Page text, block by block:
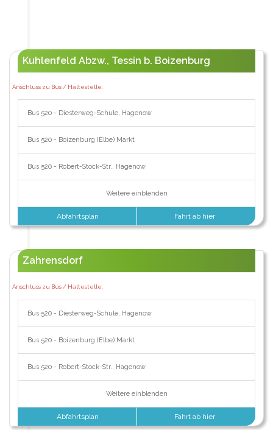
Kuhlenfeld Abzw., Tessin b. Boizenburg
Anschluss zu Bus / Haltestelle:
Bus 520 - Diesterweg-Schule, Hagenow
Bus 520 - Boizenburg (Elbe) Markt
Bus 520 - Robert-Stock-Str., Hagenow
Weitere einblenden
Abfahrtsplan Fahrt ab hier
Zahrensdorf
Anschluss zu Bus / Haltestelle:
Bus 520 - Diesterweg-Schule, Hagenow
Bus 520 - Boizenburg (Elbe) Markt
Bus 520 - Robert-Stock-Str., Hagenow
Weitere einblenden
Abfahrtsplan Fahrt ab hier